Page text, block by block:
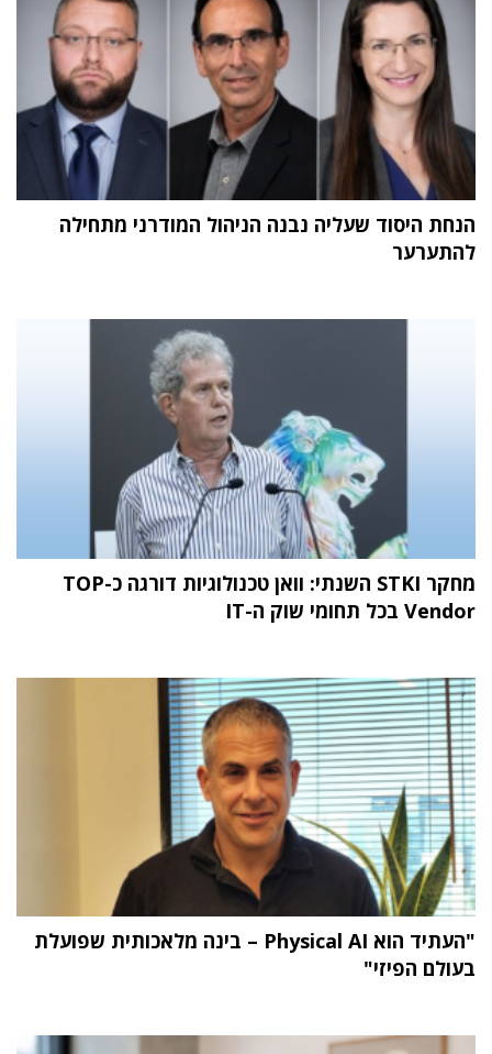
הנחת היסוד שעליה נבנה הניהול המודרני מתחילה
להתערער
מחקר STKI השנתי: וואן טכנולוגיות דורגה כ-TOP
Vendor בכל תחומי שוק ה-IT
"העתיד הוא Physical AI – בינה מלאכותית שפועלת
בעולם הפיזי"